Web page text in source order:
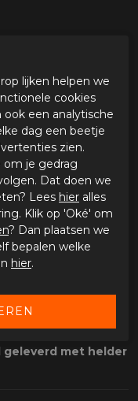
voorbereid
voering |
bovenzijde
voor extra
meegeleverd
geleverd met helder
lijken helpen we
cookies
een analytische
dag een beetje
zien.
je gedrag
Dat doen we
Lees hier alles
Klik op 'Oké' om
? Dan plaatsen we
bepalen welke
hier.